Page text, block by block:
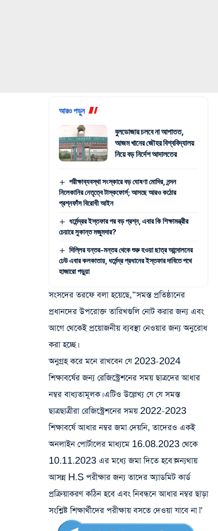
আরও পড়ুন
বুলডোজার চলবে না আপাতত,
আজম খানের জৌহর বিশ্ববিদ্যালয়
নিয়ে বড় নির্দেশ আদালতের
পরীক্ষাব্যবস্থা সংস্কারে বড় ঘোষণা মোদির, নন্দন
নিলেকানির নেতৃত্বে টাস্কফোর্স; আসছে আরও কঠোর
প্রশ্নফাঁস বিরোধী আইন
ধর্মেন্দ্রর ইস্তফার পর বড় প্রশ্ন, এবার কি শিক্ষামন্ত্রীর
চেয়ারে সুকান্ত মজুমদার?
দিল্লির যন্তর-মন্তর থেকে শুরু হওয়া ছাত্র আন্দোলনের
ঢেউ এবার কলকাতায়, ধর্মেন্দ্র প্রধানের ইস্তফার দাবিতে পথে
হাজারো পড়ুয়া
সংসদের তরফে বলা হয়েছে,”সমস্ত প্রতিষ্ঠানের
প্রধানদের উপরোক্ত তারিখগুলি নোট করার জন্য এবং
আগে থেকেই প্রয়োজনীয় ব্যবস্থা নেওয়ার জন্য অনুরোধ
করা হচ্ছে।
অনুগ্রহ করে মনে রাখবেন যে 2023-2024
শিক্ষাবর্ষের জন্য রেজিস্ট্রেশনের সময় ছাত্রদের আধার
নম্বর বাধ্যতামূলক। এটিও উল্লেখ্য যে যে সমস্ত
ছাত্রছাত্রীরা রেজিস্ট্রেশনের সময় 2022-2023
শিক্ষাবর্ষে আধার নম্বর জমা দেয়নি, তাদেরও একই
অনলাইন পোর্টালের মাধ্যমে 16.08.2023 থেকে
10.11.2023 এর মধ্যে জমা দিতে হবে।অন্যথায়
আসন্ন H.S পরীক্ষার জন্য তাদের অ্যাডমিট কার্ড
প্রক্রিয়াকরণ কঠিন হবে এবং নিবন্ধনে আধার নম্বর ছাড়া
সংশ্লিষ্ট শিক্ষার্থীদের পরীক্ষায় বসতে দেওয়া যাবে না।”